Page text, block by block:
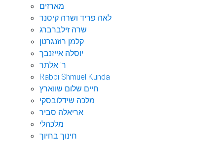
מארזים
לאה פריד ושרה קיסנר
שרה זילברברג
קלמן רוזנגרטן
יוסלה אייזנבך
ר' אלתר
Rabbi Shmuel Kunda
חיים שלום שווארץ
מלכה שידלובסקי
אריאלה סביר
מלכהלי
חינוך בחיוך